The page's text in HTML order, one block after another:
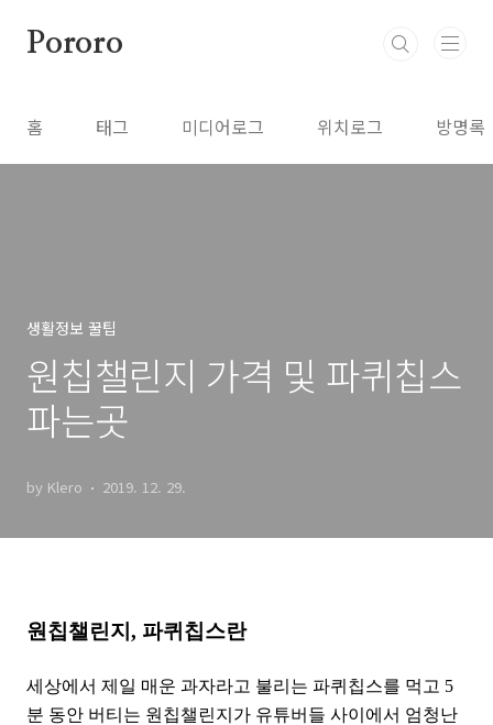
Pororo
홈 태그 미디어로그 위치로그 방명록
생활정보 꿀팁
원칩챌린지 가격 및 파퀴칩스
파는곳
by Klero 2019. 12. 29.
원칩챌린지, 파퀴칩스란
세상에서 제일 매운 과자라고 불리는 파퀴칩스를 먹고 5
분 동안 버티는 원칩챌린지가 유튜버들 사이에서 엄청난